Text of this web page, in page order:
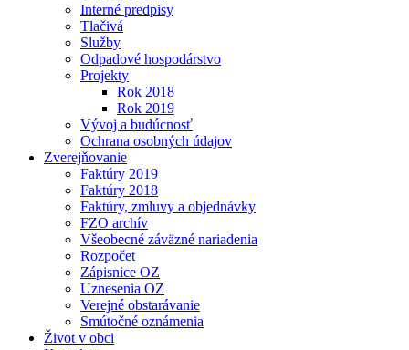
Interné predpisy
Tlačivá
Služby
Odpadové hospodárstvo
Projekty
Rok 2018
Rok 2019
Vývoj a budúcnosť
Ochrana osobných údajov
Zverejňovanie
Faktúry 2019
Faktúry 2018
Faktúry, zmluvy a objednávky
FZO archív
Všeobecné záväzné nariadenia
Rozpočet
Zápisnice OZ
Uznesenia OZ
Verejné obstarávanie
Smútočné oznámenia
Život v obci